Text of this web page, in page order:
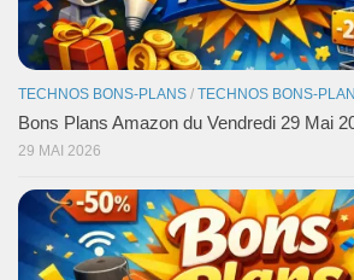
TECHNOS BONS-PLANS / TECHNOS BONS-
Bons Plans Amazon du Vendredi 29 Mai
29 MAI 2026